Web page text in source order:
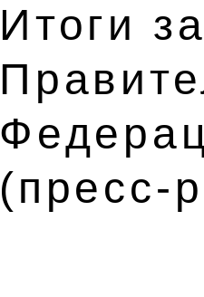
Итоги
(пресс-